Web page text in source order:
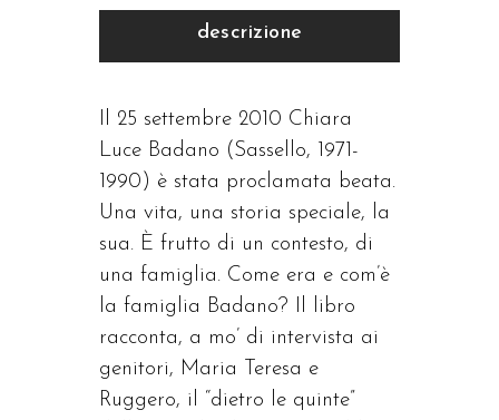
descrizione
Il 25 settembre 2010 Chiara
Luce Badano (Sassello, 1971-
1990) è stata proclamata beata.
Una vita, una storia speciale, la
sua. È frutto di un contesto, di
una famiglia. Come era e com’è
la famiglia Badano? Il libro
racconta, a mo’ di intervista ai
genitori, Maria Teresa e
Ruggero, il “dietro le quinte”